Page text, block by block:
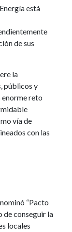
está
de sus
la
públicos y
enorme reto
vía de
con las
“Pacto
de conseguir la
locales